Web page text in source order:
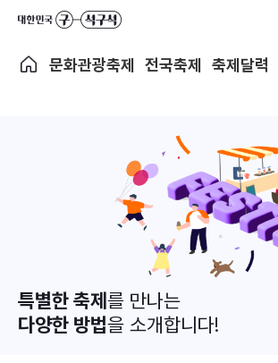
문화관광축제 전국축제 축제달력
특별한 축제를 만나는
다양한 방법을 소개합니다!